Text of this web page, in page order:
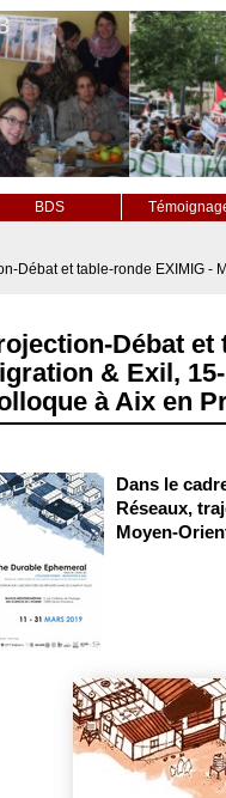
BDS
Débat et table-ronde EXIMIG -
Débat et
& Exil,
à Aix en
Dans le
Réseaux,
Moyen-